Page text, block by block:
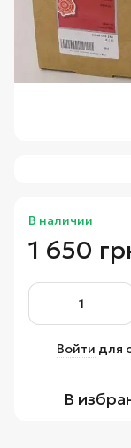
В наличии
1 650
Войти для
В